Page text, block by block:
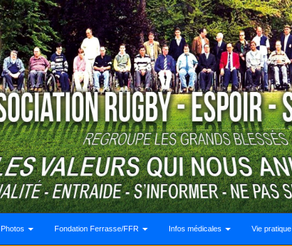
Photos Fondation Ferrasse/FFR Infos médicales Vie pratique